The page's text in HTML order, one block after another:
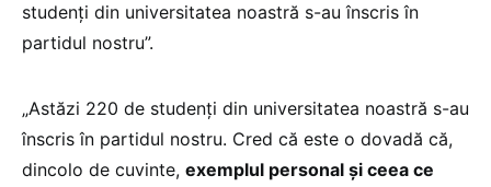
studenți din universitatea noastră s-au înscris în
partidul nostru”.
„Astăzi 220 de studenți din universitatea noastră s-au
înscris în partidul nostru. Cred că este o dovadă că,
dincolo de cuvinte, exemplul personal și ceea ce